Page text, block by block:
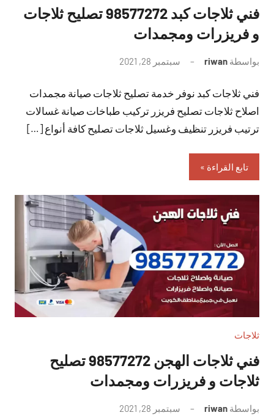
فني ثلاجات كبد 98577272 تصليح ثلاجات
و فريزرات ومجمدات
بواسطة riwan سبتمبر 28, 2021
تعليقات
فني ثلاجات كبد نوفر خدمة تصليح ثلاجات صيانة مجمدات
اصلاح ثلاجات تصليح فريزر تركيب طباخات صيانة غسالات
ترتيب فريزر تنظيف وغسيل ثلاجات تصليح كافة أنواع […]
تابع القراءة
ثلاجات
فني ثلاجات الهجن 98577272 تصليح
ثلاجات و فريزرات ومجمدات
بواسطة riwan سبتمبر 28, 2021